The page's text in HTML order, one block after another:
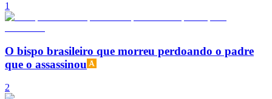
1
O bispo brasileiro que morreu perdoando o padre
que o assassinou
2